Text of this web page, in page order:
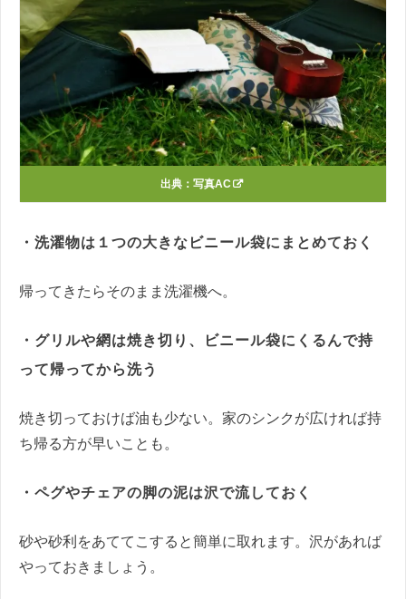
出典： 写真AC
・洗濯物は１つの大きなビニール袋にまとめておく
帰ってきたらそのまま洗濯機へ。
・グリルや網は焼き切り、ビニール袋にくるんで持
って帰ってから洗う
焼き切っておけば油も少ない。家のシンクが広ければ持
ち帰る方が早いことも。
・ペグやチェアの脚の泥は沢で流しておく
砂や砂利をあててこすると簡単に取れます。沢があれば
やっておきましょう。